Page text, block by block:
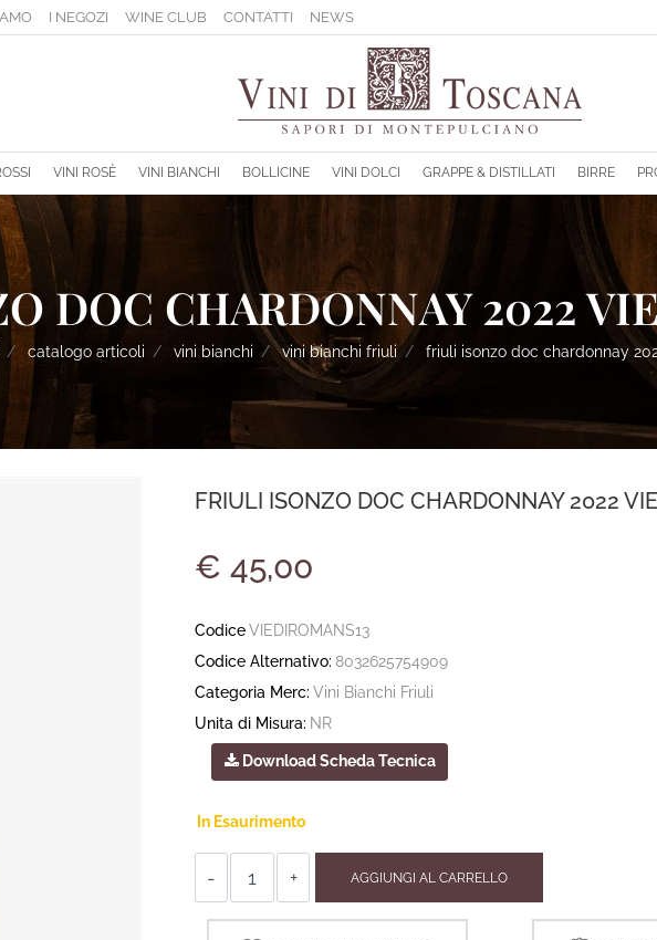
I NEGOZI WINE CLUB CONTATTI NEWS
gli altri filtri disponibili.
VINI ROSÈ VINI BIANCHI BOLLICINE VINI DOLCI GRAPPE & DISTILLATI BIRRE
DOC CHARDONNAY 2022
catalogo articoli vini bianchi vini bianchi friuli friuli isonzo doc chardonnay
FRIULI ISONZO DOC CHARDONNAY 2022
€ 45,00
CodiceVIEDIROMANS13
Codice Alternativo: 8032625754909
Categoria Merc: Vini Bianchi Friuli
Unita di Misura: NR
Download Scheda Tecnica
In Esaurimento
AGGIUNGI AL CARRELLO